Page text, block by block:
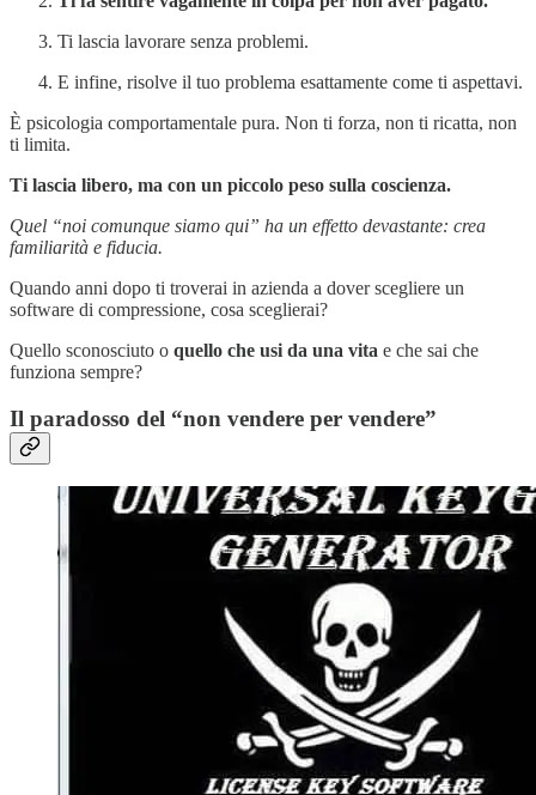
Ti lascia lavorare senza problemi.
E infine, risolve il tuo problema esattamente come ti aspettavi.
È psicologia comportamentale pura. Non ti forza, non ti ricatta, non
ti limita.
Ti lascia libero, ma con un piccolo peso sulla coscienza.
Quel “noi comunque siamo qui” ha un effetto devastante: crea
familiarità e fiducia.
Quando anni dopo ti troverai in azienda a dover scegliere un
software di compressione, cosa sceglierai?
Quello sconosciuto o quello che usi da una vita e che sai che
funziona sempre?
Il paradosso del “non vendere per vendere”